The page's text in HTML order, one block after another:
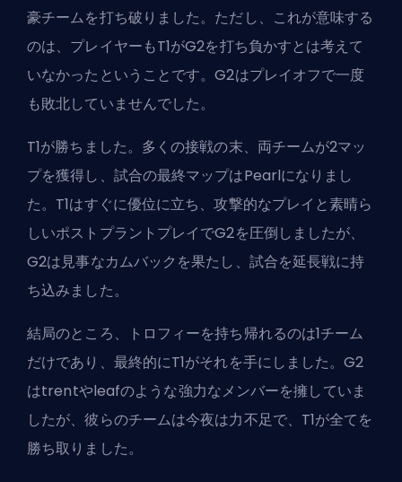
豪チームを打ち破りました。ただし、これが意味する
のは、プレイヤーもT1がG2を打ち負かすとは考えて
いなかったということです。G2はプレイオフで一度
も敗北していませんでした。
T1が勝ちました。多くの接戦の末、両チームが2マッ
プを獲得し、 試合の最終マップはPearlになりまし
た。T1はすぐに優位に立ち、攻撃的なプレイと素晴ら
しいポストプラントプレイでG2を圧倒しましたが、
G2は見事なカムバックを果たし、試合を延長戦に持
ち込みました。
結局のところ、トロフィーを持ち帰れるのは1チーム
だけであり、最終的にT1がそれを手にしました。G2
はtrentやleafのような強力なメンバーを擁していま
したが、彼らのチームは今夜は力不足で、T1が全てを
勝ち取りました。